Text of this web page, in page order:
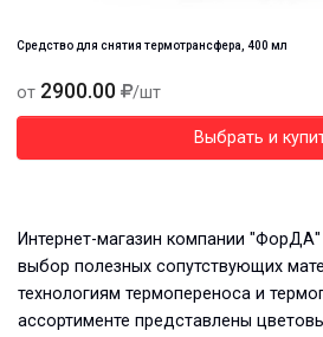
Средство для снятия термотрансфера, 400 мл
от 2900.00 /шт
Выбрать и
Интернет-магазин компании
выбор полезных сопутствующих
технологиям термопереноса и
ассортименте представлены